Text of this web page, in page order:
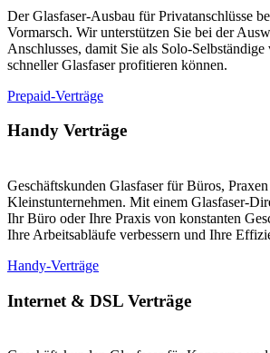
Der Glasfaser-Ausbau für Privatanschlüsse
Vormarsch. Wir unterstützen Sie bei der
Anschlusses, damit Sie als Solo-
schneller Glasfaser profitieren können.
Prepaid-Verträge
Handy Verträge
Geschäftskunden Glasfaser für Büros,
Kleinstunternehmen. Mit einem Glasfaser-
Ihr Büro oder Ihre Praxis von konstanten
Ihre Arbeitsabläufe verbessern und Ihre
Handy-Verträge
Internet & DSL Verträge